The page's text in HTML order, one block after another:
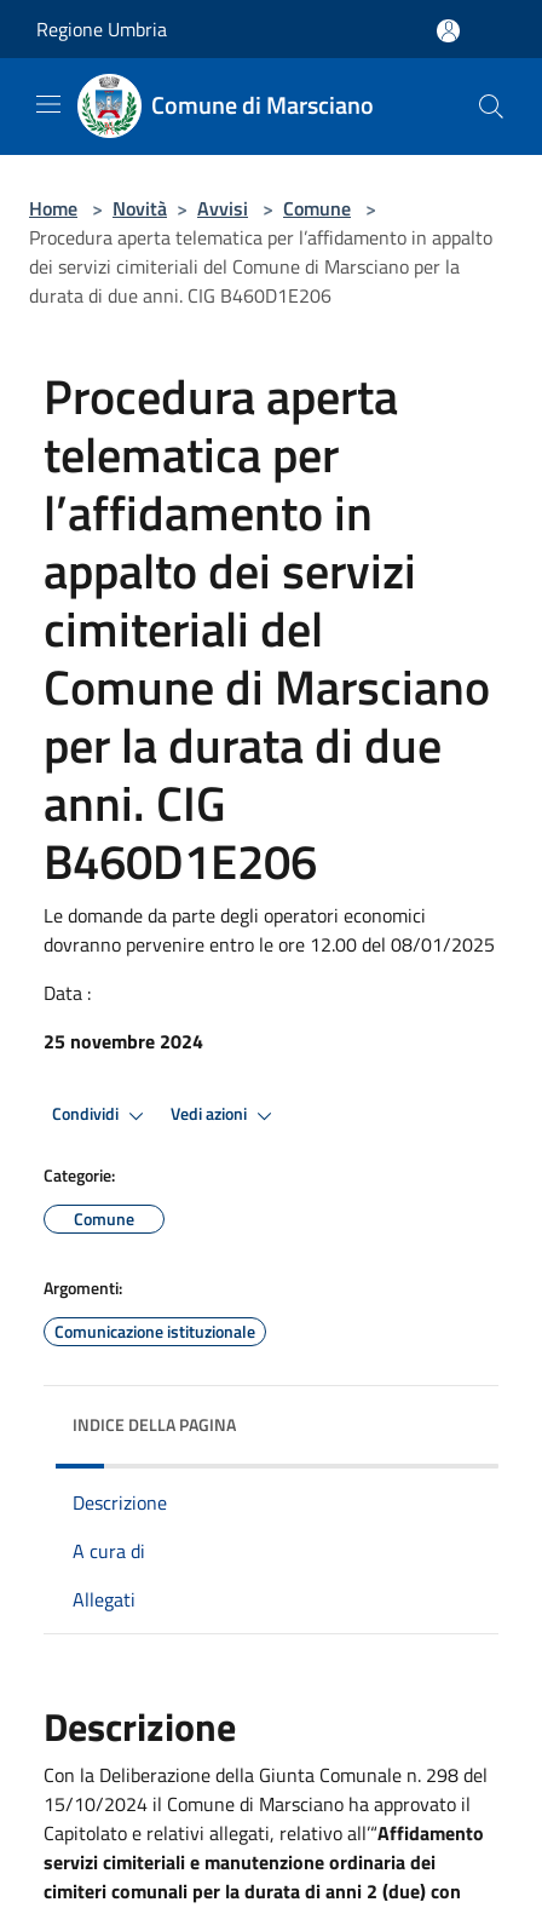
Regione Umbria
Comune di Marsciano
Home > Novità > Avvisi > Comune >
Procedura aperta telematica per l’affidamento in appalto
dei servizi cimiteriali del Comune di Marsciano per la
durata di due anni. CIG B460D1E206
Procedura aperta
telematica per
l’affidamento in
appalto dei servizi
cimiteriali del
Comune di Marsciano
per la durata di due
anni. CIG
B460D1E206
Le domande da parte degli operatori economici
dovranno pervenire entro le ore 12.00 del 08/01/2025
Data :
25 novembre 2024
Condividi Vedi azioni
Categorie:
Comune
Argomenti:
Comunicazione istituzionale
INDICE DELLA PAGINA
Descrizione
A cura di
Allegati
Descrizione
Con la Deliberazione della Giunta Comunale n. 298 del
15/10/2024 il Comune di Marsciano ha approvato il
Capitolato e relativi allegati, relativo all’“Affidamento
servizi cimiteriali e manutenzione ordinaria dei
cimiteri comunali per la durata di anni 2 (due) con